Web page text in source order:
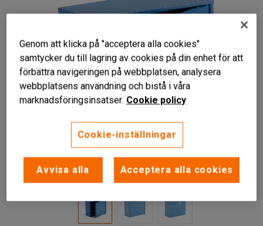
Genom att klicka på "acceptera alla cookies"
samtycker du till lagring av cookies på din enhet för att
förbättra navigeringen på webbplatsen, analysera
webbplatsens användning och bistå i våra
marknadsföringsinsatser. Cookie policy
Cookie-inställningar
Avvisa alla Acceptera alla cookies